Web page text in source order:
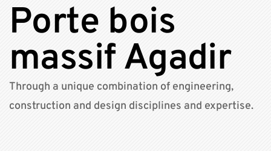
Porte bois
massif Agadir
Through a unique combination of engineering,
construction and design disciplines and expertise.